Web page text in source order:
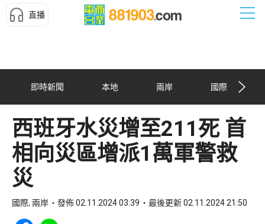
直播
即時新聞 本地 兩岸 國際
西班牙水災增至211死 首
相向災區增派1萬軍警救
災
國際, 兩岸 發佈 02.11.2024 03:39 最後更新 02.11.2024 21:50
Share to Facebook
Share to WhatsApp